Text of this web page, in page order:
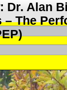
Dr. Alan
The